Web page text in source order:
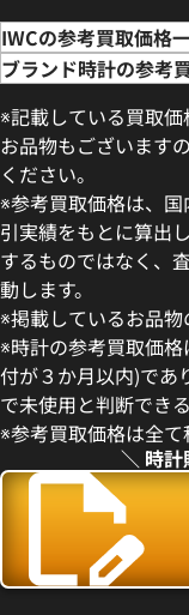
ィノ IW391031
格
日時点の参考買取
IWCの参考買取価格
ブランド時計の参考
※記載している買取
お品物もございます
ください。
※参考買取価格は、
引実績をもとに算出
するものではなく、
動します。
※掲載しているお品物
※時計の参考買取価
付が３か月以内)であ
で未使用と判断でき
※参考買取価格は全て
＼ 時